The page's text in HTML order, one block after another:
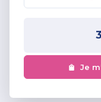
Je